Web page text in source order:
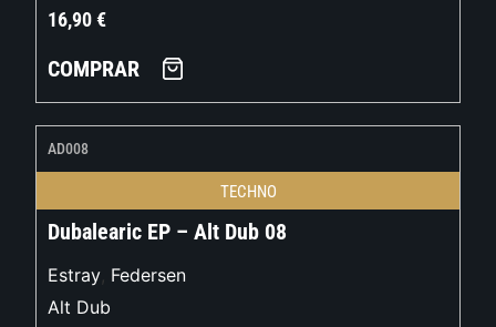
16,90€
COMPRAR
AD008
TECHNO
Dubalearic EP – Alt Dub 08
Estray, Federsen
Alt Dub